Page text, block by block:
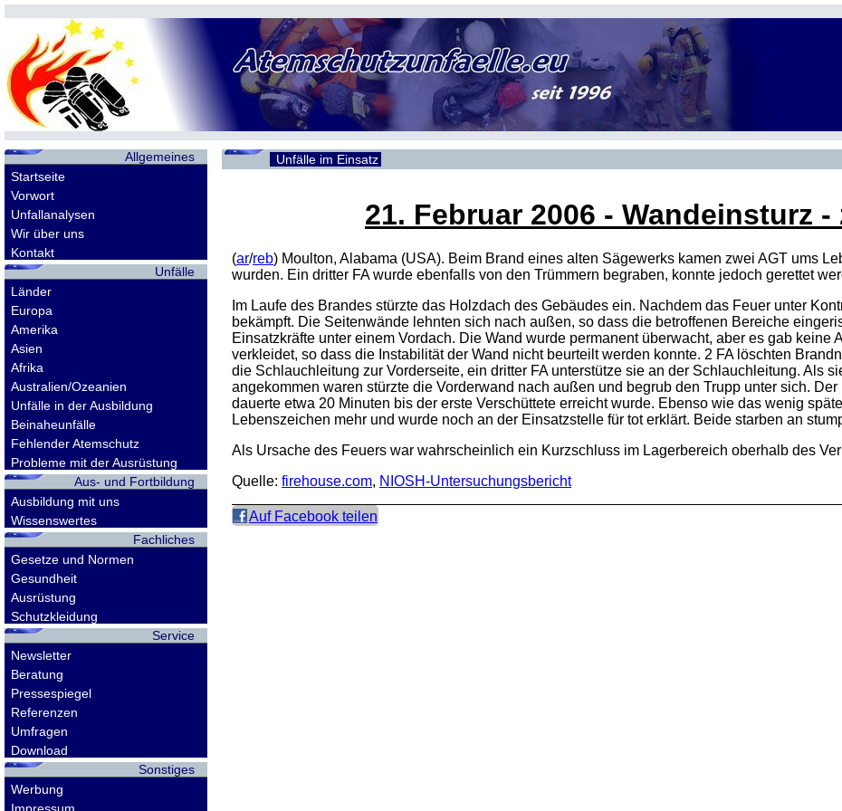
Allgemeines
Startseite
Vorwort
Unfallanalysen
Wir über uns
Kontakt
Unfälle
Länder
Europa
Amerika
Asien
Afrika
Australien/Ozeanien
Unfälle in der Ausbildung
Beinaheunfälle
Fehlender Atemschutz
Probleme mit der Ausrüstung
Aus- und Fortbildung
Ausbildung mit uns
Wissenswertes
Fachliches
Gesetze und Normen
Gesundheit
Ausrüstung
Schutzkleidung
Service
Newsletter
Beratung
Pressespiegel
Referenzen
Umfragen
Download
Sonstiges
Werbung
Unfälle im Einsatz
21. Februar 2006 - Wandeinsturz -
(ar/reb) Moulton, Alabama (USA). Beim Brand eines alten Sägewerks kamen zwei AGT ums
wurden. Ein dritter FAwurde ebenfalls von den Trümmern begraben, konnte jedoch gerettet
Im Laufe des Brandes stürzte das Holzdach des Gebäudes ein. Nachdem das Feuer unter
bekämpft. Die Seitenwände lehnten sich nach außen, so dass die betroffenen Bereiche
Einsatzkräfte unter einem Vordach. Die Wand wurde permanent überwacht, aber es gab keine
verkleidet, so dass die Instabilität der Wand nicht beurteilt werden konnte. 2 FAlöschten
die Schlauchleitung zur Vorderseite, ein dritter FAunterstütze sie an der Schlauchleitung. Als
angekommen waren stürzte die Vorderwand nach außen und begrub den Trupp unter sich. Der
dauerte etwa 20 Minuten bis der erste Verschüttete erreicht wurde. Ebenso wie das wenig
Lebenszeichen mehr und wurde noch an der Einsatzstelle für tot erklärt. Beide starben an
Als Ursache des Feuers war wahrscheinlich ein Kurzschluss im Lagerbereich oberhalb des
Quelle: firehouse.com, NIOSH-Untersuchungsbericht
Auf Facebook teilen